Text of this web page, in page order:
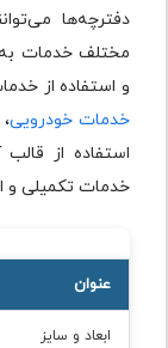
دفترچه‌ها
مختلف خدمات
و استفاده از
خدمات خودرویی
استفاده از
خدمات تکمیلی و
عنوان
ابعاد و سایز